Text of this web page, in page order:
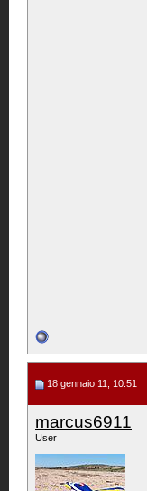
18 gennaio 11, 10:51
marcus6911
User